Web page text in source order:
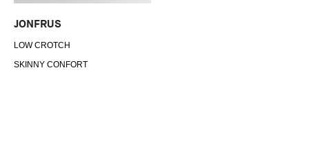
JONFRUS
LOW CROTCH
SKINNY CONFORT